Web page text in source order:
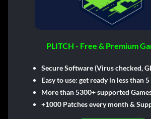
PLITCH - Free & Premium
Secure Software (Virus checked,
Easy to use: get ready in less than
More than 5300+ supported
+1000 Patches every month &